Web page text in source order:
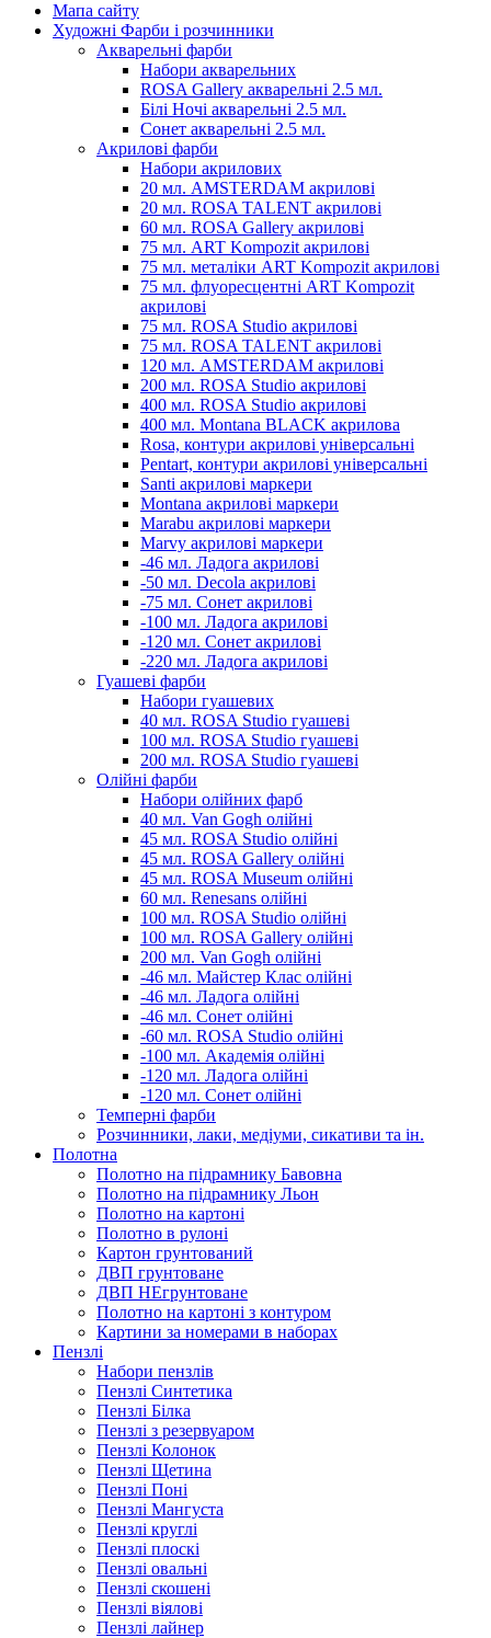
Мапа сайту
Художні Фарби і розчинники
Акварельні фарби
Набори акварельних
ROSA Gallery акварельні 2.5 мл.
Білі Ночі акварельні 2.5 мл.
Сонет акварельні 2.5 мл.
Акрилові фарби
Набори акрилових
20 мл. AMSTERDAM акрилові
20 мл. ROSA TALENT акрилові
60 мл. ROSA Gallery акрилові
75 мл. ART Kompozit акрилові
75 мл. металіки ART Kompozit акрилові
75 мл. флуоресцентні ART Kompozit
акрилові
75 мл. ROSA Studio акрилові
75 мл. ROSA TALENT акрилові
120 мл. AMSTERDAM акрилові
200 мл. ROSA Studio акрилові
400 мл. ROSA Studio акрилові
400 мл. Montana BLACK акрилова
Rosa, контури акрилові універсальні
Pentart, контури акрилові універсальні
Santi акрилові маркери
Montana акрилові маркери
Marabu акрилові маркери
Marvy акрилові маркери
-46 мл. Ладога акрилові
-50 мл. Decola акрилові
-75 мл. Сонет акрилові
-100 мл. Ладога акрилові
-120 мл. Сонет акрилові
-220 мл. Ладога акрилові
Гуашеві фарби
Набори гуашевих
40 мл. ROSA Studio гуашеві
100 мл. ROSA Studio гуашеві
200 мл. ROSA Studio гуашеві
Олійні фарби
Набори олійних фарб
40 мл. Van Gogh олійні
45 мл. ROSA Studio олійні
45 мл. ROSA Gallery олійні
45 мл. ROSA Museum олійні
60 мл. Renesans олійні
100 мл. ROSA Studio олійні
100 мл. ROSA Gallery олійні
200 мл. Van Gogh олійні
-46 мл. Майстер Клас олійні
-46 мл. Ладога олійні
-46 мл. Сонет олійні
-60 мл. ROSA Studio олійні
-100 мл. Академія олійні
-120 мл. Ладога олійні
-120 мл. Сонет олійні
Темперні фарби
Розчинники, лаки, медіуми, сикативи та ін.
Полотна
Полотно на підрамнику Бавовна
Полотно на підрамнику Льон
Полотно на картоні
Полотно в рулоні
Картон грунтований
ДВП грунтоване
ДВП НЕгрунтоване
Полотно на картоні з контуром
Картини за номерами в наборах
Пензлі
Набори пензлів
Пензлі Синтетика
Пензлі Білка
Пензлі з резервуаром
Пензлі Колонок
Пензлі Щетина
Пензлі Поні
Пензлі Мангуста
Пензлі круглі
Пензлі плоскі
Пензлі овальні
Пензлі скошені
Пензлі віялові
Пензлі лайнер